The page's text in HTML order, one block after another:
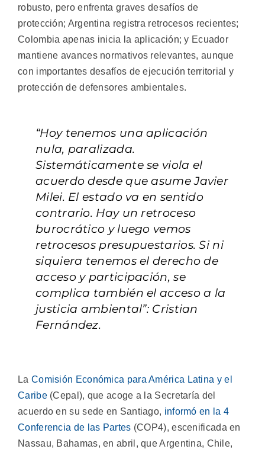
robusto, pero enfrenta graves desafíos de
protección; Argentina registra retrocesos recientes;
Colombia apenas inicia la aplicación; y Ecuador
mantiene avances normativos relevantes, aunque
con importantes desafíos de ejecución territorial y
protección de defensores ambientales.
“Hoy tenemos una aplicación
nula, paralizada.
Sistemáticamente se viola el
acuerdo desde que asume Javier
Milei. El estado va en sentido
contrario. Hay un retroceso
burocrático y luego vemos
retrocesos presupuestarios. Si ni
siquiera tenemos el derecho de
acceso y participación, se
complica también el acceso a la
justicia ambiental”: Cristian
Fernández.
La Comisión Económica para América Latina y el
Caribe(Cepal), que acoge a la Secretaría del
acuerdo en su sede en Santiago, informó en la 4
Conferencia de las Partes (COP4), escenificada en
Nassau, Bahamas, en abril, que Argentina, Chile,